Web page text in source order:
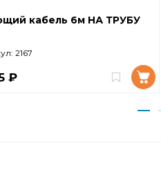
кабель 6м НА ТРУБУ
2167
₽